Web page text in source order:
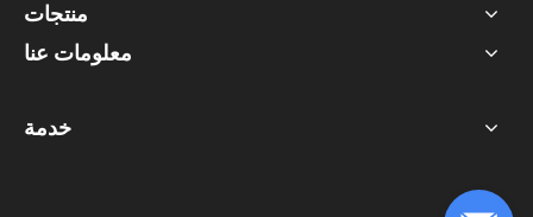
منتجات
معلومات عنا
خدمة